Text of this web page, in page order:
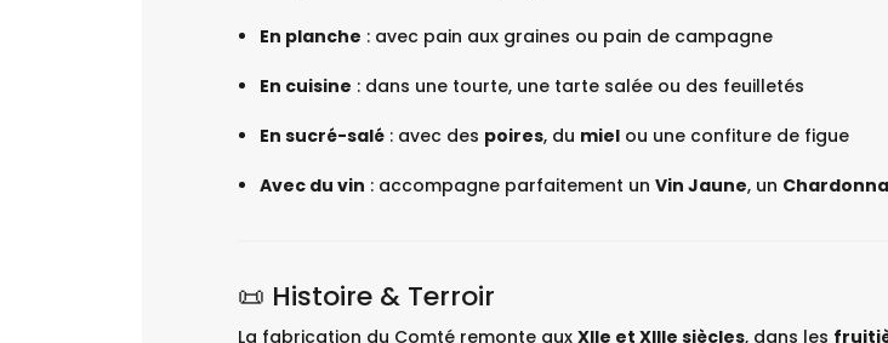
En planche : avec pain aux graines ou pain de campagne
En cuisine : dans une tourte, une tarte salée ou des feuilletés
En sucré-salé: avec des poires, du mielou une confiture de figue
Avec du vin : accompagne parfaitement un Vin Jaune, un
📜 Histoire & Terroir
La fabrication du Comté remonte aux XIIe et XIIIe siècles, dans les